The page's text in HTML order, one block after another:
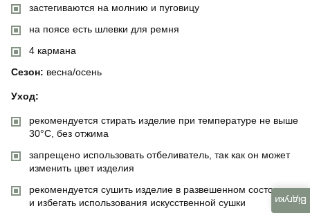
застегиваются на молнию и пуговицу
на поясе есть шлевки для ремня
4 кармана
Сезон: весна/осень
Уход:
рекомендуется стирать изделие при температуре не выше
30°C, без отжима
запрещено использовать отбеливатель, так как он может
изменить цвет изделия
рекомендуется сушить изделие в развешенном состоянии
и избегать использования искусственной сушки
Відгуки